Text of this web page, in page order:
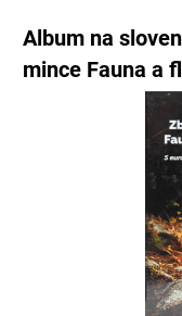
Album na
mince Fauna a